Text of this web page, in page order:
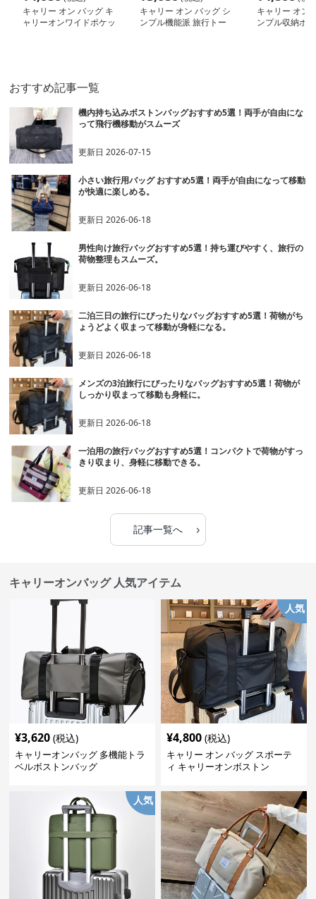
キャリー オン バッグ キ
ャリーオンワイドポケッ
キャリー オン バッグ シ
ンプル機能派 旅行トー
キャリー オン
ンプル収納ボ
おすすめ記事一覧
機内持ち込みボストンバッグおすすめ5選！両手が自由にな
って飛行機移動がスムーズ
更新日2026-07-15
小さい旅行用バッグ おすすめ5選！両手が自由になって移動
が快適に楽しめる。
更新日2026-06-18
男性向け旅行バッグおすすめ5選！持ち運びやすく、旅行の
荷物整理もスムーズ。
更新日2026-06-18
二泊三日の旅行にぴったりなバッグおすすめ5選！荷物がち
ょうどよく収まって移動が身軽になる。
更新日2026-06-18
メンズの3泊旅行にぴったりなバッグおすすめ5選！荷物が
しっかり収まって移動も身軽に。
更新日2026-06-18
一泊用の旅行バッグおすすめ5選！コンパクトで荷物がすっ
きり収まり、身軽に移動できる。
更新日2026-06-18
記事一覧へ ›
キャリーオンバッグ 人気アイテム
¥3,620 (税込)
キャリーオンバッグ 多機能トラ
ベルボストンバッグ
人気
¥4,800 (税込)
キャリー オン バッグ スポーテ
ィ キャリーオンボストン
人気